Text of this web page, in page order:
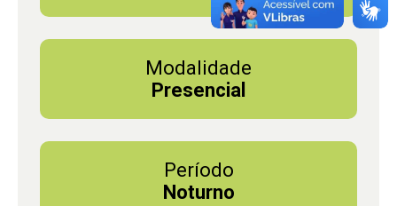
Modalidade
Presencial
Período
Noturno